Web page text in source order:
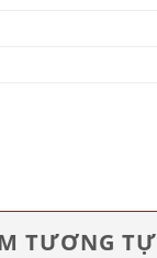
TƯƠNG TỰ